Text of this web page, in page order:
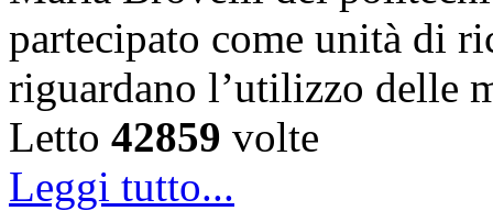
partecipato come unità di
riguardano l’utilizzo delle
Letto 42859 volte
Leggi tutto...